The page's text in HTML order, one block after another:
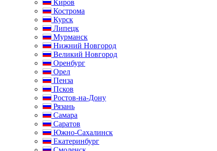
Киров
Кострома
Курск
Липецк
Мурманск
Нижний Новгород
Великий Новгород
Оренбург
Орел
Пенза
Псков
Ростов-на-Дону
Рязань
Самара
Саратов
Южно-Сахалинск
Екатеринбург